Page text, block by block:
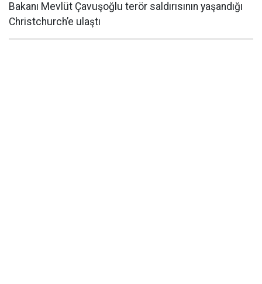
Bakanı Mevlüt Çavuşoğlu terör saldırısının yaşandığı
Christchurch’e ulaştı